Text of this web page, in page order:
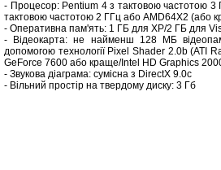
- Процесор: Pentium 4 з тактовою частотою 3
тактовою частотою 2 ГГц або AMD64X2 (або
- Оперативна пам'ять: 1 ГБ для XP/2 ГБ для
- Відеокарта: не найменш 128 МБ
допомогою технології Pixel Shader 2.0b (ATI
GeForce 7600 або краще/Intel HD Graphics
- Звукова діаграма: сумісна з DirectX 9.0c
- Вільний простір на твердому диску: 3 Гб